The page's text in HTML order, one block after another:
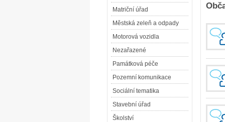
Matriční úřad
Městská zeleň a odpady
Motorová vozidla
Nezařazené
Památková péče
Pozemní komunikace
Sociální tematika
Stavební úřad
Školství